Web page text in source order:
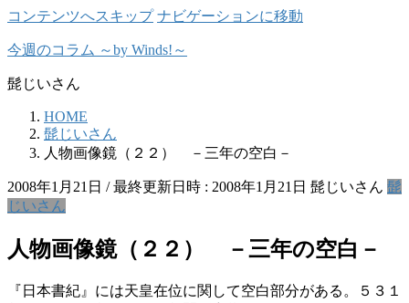
コンテンツへスキップ ナビゲーションに移動
今週のコラム ～by Winds!～
髭じいさん
HOME
髭じいさん
人物画像鏡（２２） －三年の空白－
2008年1月21日 / 最終更新日時 : 2008年1月21日 髭じいさん 髭
じいさん
人物画像鏡（２２） －三年の空白－
『日本書紀』には天皇在位に関して空白部分がある。５３１